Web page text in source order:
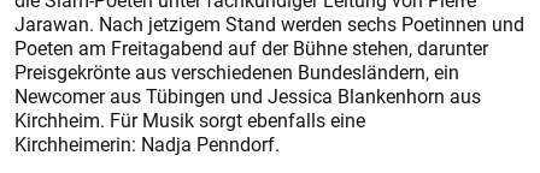
Jarawan. Nach jetzigem Stand werden sechs Poetinnen und
Poeten am Freitagabend auf der Bühne stehen, darunter
Preisgekrönte aus verschiedenen Bundesländern, ein
Newcomer aus Tübingen und Jessica Blankenhorn aus
Kirchheim. Für Musik sorgt ebenfalls eine
Kirchheimerin: Nadja Penndorf.